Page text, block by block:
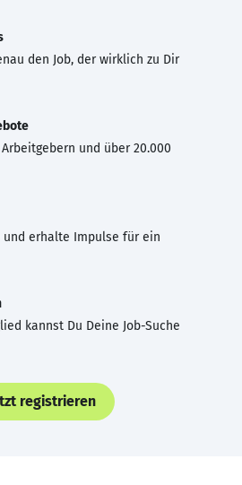
den Job, der wirklich zu Dir
und über 20.000
und erhalte Impulse für ein
kannst Du Deine Job-Suche
registrieren